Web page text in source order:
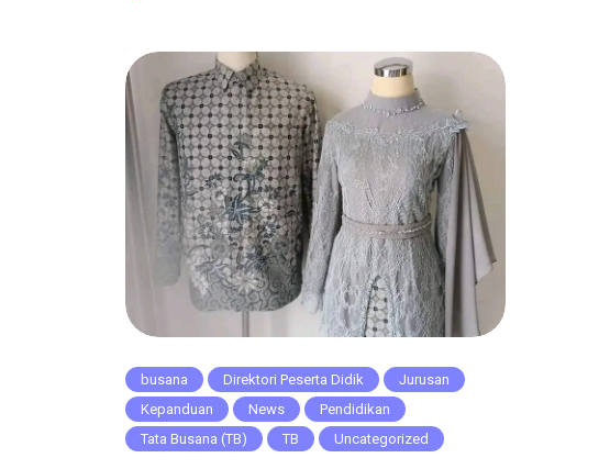
yang simpel) sehingga dapat memberikan
kenyamanan saat kita sedang melakukan aktivitas
di rumah. Busana rumah memiliki karakteristik
yang […]
busana Direktori Peserta Didik
Jurusan
Kepanduan
News
Pendidikan
Tata Busana (TB)
TB Uncategorized